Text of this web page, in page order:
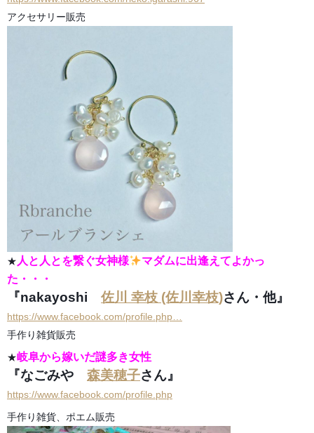
アクセサリー販売
★ 人と人とを繋ぐ女神様
マダムに出逢えてよかっ
た・・・
『nakayoshi 佐川 幸枝 (佐川幸枝)さん・他』
https://www.facebook.com/profile.php…
手作り雑貨販売
★岐阜から嫁いだ謎多き女性
『なごみや 森美穂子さん』
https://www.facebook.com/profile.php
手作り雑貨、ポエム販売